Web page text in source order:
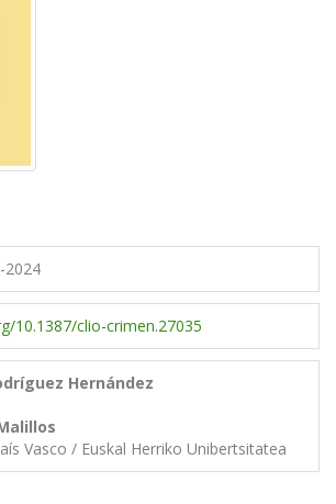
2024
10.1387/clio-crimen.27035
Hernández
Vasco / Euskal Herriko Unibertsitatea